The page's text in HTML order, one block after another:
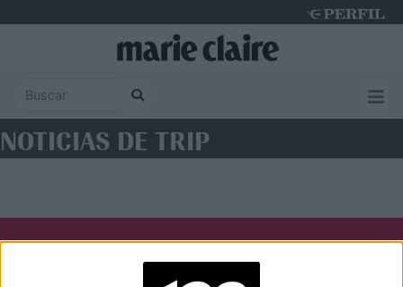
NOTICIAS DE TRIP